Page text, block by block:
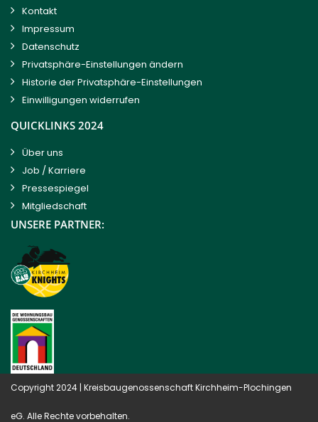
Kontakt
Impressum
Datenschutz
Privatsphäre-Einstellungen ändern
Historie der Privatsphäre-Einstellungen
Einwilligungen widerrufen
QUICKLINKS 2024
Über uns
Job / Karriere
Pressespiegel
Mitgliedschaft
UNSERE PARTNER:
Copyright 2024 | Kreisbaugenossenschaft Kirchheim-Plochingen
eG. Alle Rechte vorbehalten.